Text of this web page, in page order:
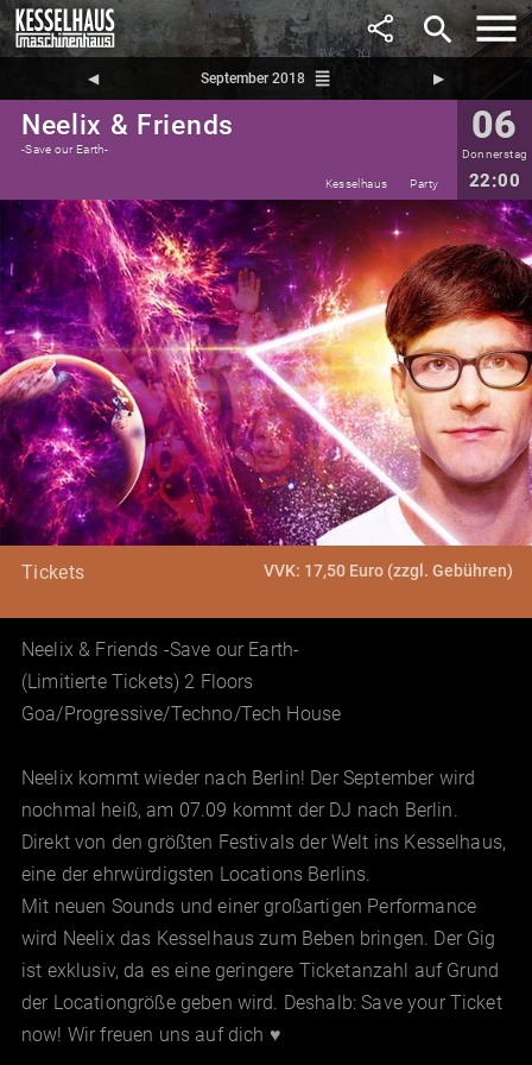
search
◀︎ September 2018 reorder ▶︎
Neelix & Friends
-Save our Earth-
06
Donnerstag
22:00
Kesselhaus Party
Tickets VVK: 17,50 Euro (zzgl. Gebühren)
Neelix & Friends -Save our Earth-
(Limitierte Tickets) 2 Floors
Goa/Progressive/Techno/Tech House
Neelix kommt wieder nach Berlin! Der September wird
nochmal heiß, am 07.09 kommt der DJ nach Berlin.
Direkt von den größten Festivals der Welt ins Kesselhaus,
eine der ehrwürdigsten Locations Berlins.
Mit neuen Sounds und einer großartigen Performance
wird Neelix das Kesselhaus zum Beben bringen. Der Gig
ist exklusiv, da es eine geringere Ticketanzahl auf Grund
der Locationgröße geben wird. Deshalb: Save your Ticket
now! Wir freuen uns auf dich ♥